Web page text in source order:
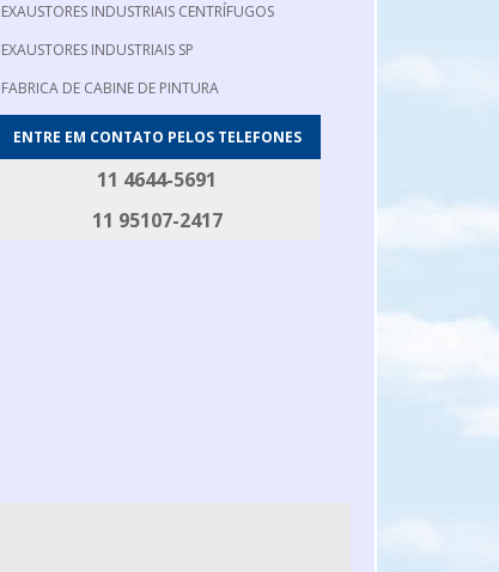
EXAUSTORES INDUSTRIAIS CENTRÍFUGOS
EXAUSTORES INDUSTRIAIS SP
FABRICA DE CABINE DE PINTURA
FABRICANTE DE EXAUSTOR AXIAL
ENTRE EM CONTATO PELOS TELEFONES
11 4644-5691
11 95107-2417